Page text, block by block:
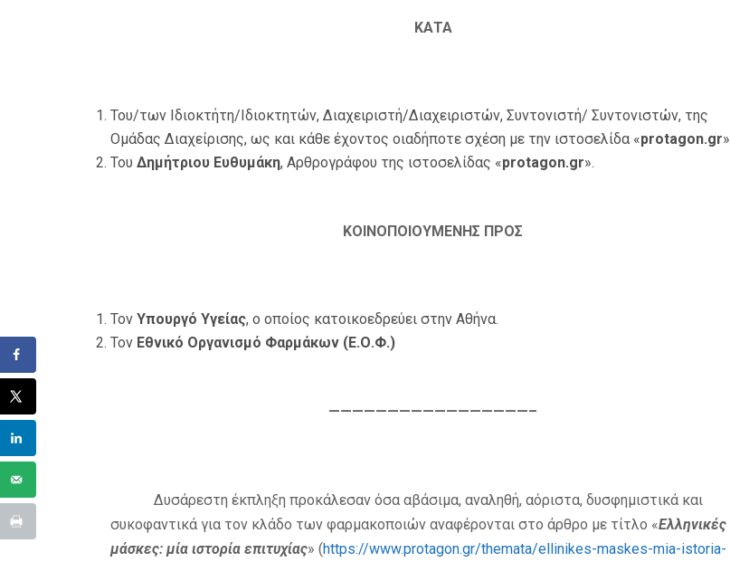
ΚΑΤΑ
Του/των Ιδιοκτήτη/Ιδιοκτητών, Διαχειριστή/Διαχειριστών, Συντονιστή/ Συντονιστών, της
Ομάδας Διαχείρισης, ως και κάθε έχοντος οιαδήποτε σχέση με την ιστοσελίδα «protagon.gr»
Του Δημήτριου Ευθυμάκη, Αρθρογράφου της ιστοσελίδας «protagon.gr».
ΚΟΙΝΟΠΟΙΟΥΜΕΝΗΣ ΠΡΟΣ
Τον Υπουργό Υγείας, ο οποίος κατοικοεδρεύει στην Αθήνα.
Τον Εθνικό Οργανισμό Φαρμάκων (Ε.Ο.Φ.)
—————————————————–
Δυσάρεστη έκπληξη προκάλεσαν όσα αβάσιμα, αναληθή, αόριστα, δυσφημιστικά και
συκοφαντικά για τον κλάδο των φαρμακοποιών αναφέρονται στο άρθρο με τίτλο «Ελληνικές
μάσκες: μία ιστορία επιτυχίας» (https://www.protagon.gr/themata/ellinikes-maskes-mia-istoria-